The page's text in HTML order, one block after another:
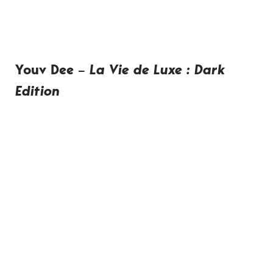
Youv Dee – La Vie de Luxe : Dark
Edition